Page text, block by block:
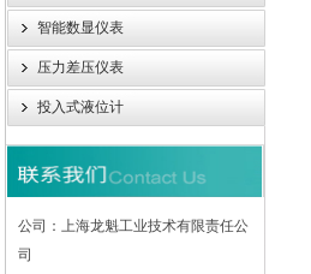
智能数显仪表
压力差压仪表
投入式液位计
公司：上海龙魁工业技术有限责任公
司